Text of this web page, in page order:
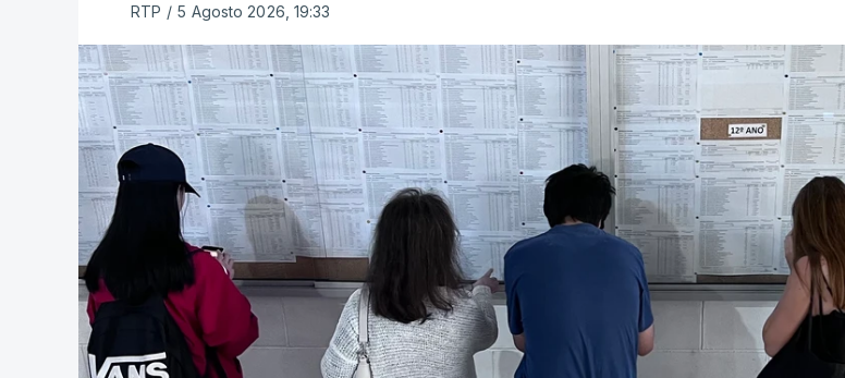
RTP / 5 Agosto 2026, 19:33